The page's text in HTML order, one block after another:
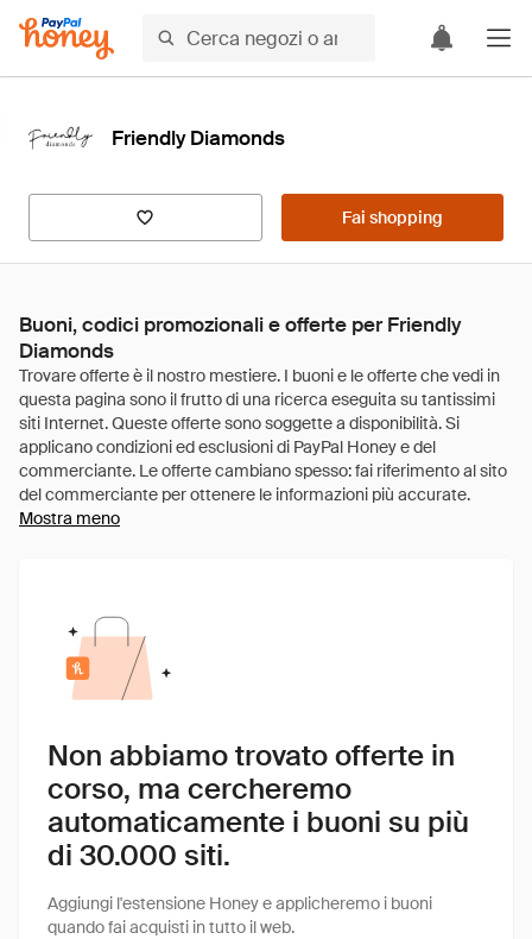
Friendly Diamonds
Fai shopping
Buoni, codici promozionali e offerte per Friendly
Diamonds
Mostra meno
Non abbiamo trovato offerte in
corso, ma cercheremo
automaticamente i buoni su più
di 30.000 siti.
Aggiungi l'estensione Honey e applicheremo i buoni
quando fai acquisti in tutto il web.